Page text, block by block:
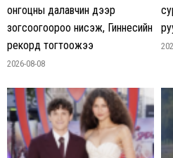
онгоцны далавчин дээр
зогсоогоороо нисэж, Гиннесийн
рекорд тогтоожээ
2026-08-08